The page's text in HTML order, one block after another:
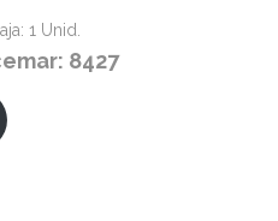
1 Unid.
8427